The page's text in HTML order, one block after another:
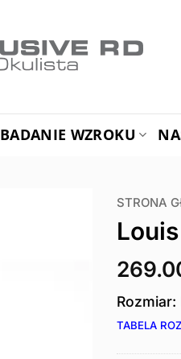
BADANIE WZROKU
STRONA
Rozmiar:
TABELA